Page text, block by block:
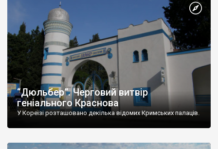
“Дюльбер”. Черговий витвір
геніального Краснова
У Кореїзі розташовано декілька відомих Кримських палаців.